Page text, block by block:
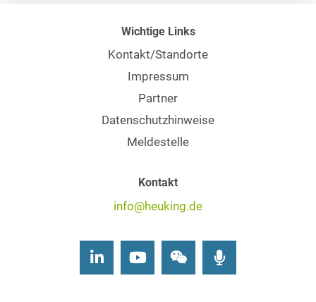
Wichtige Links
Kontakt/Standorte
Impressum
Partner
Datenschutzhinweise
Meldestelle
Kontakt
info@heuking.de
LinkedInYoutubeWechat